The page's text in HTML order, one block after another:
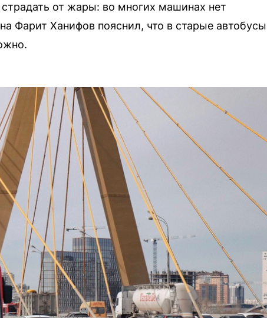
от жары: во многих машинах нет
Фарит Ханифов пояснил, что в старые автобусы